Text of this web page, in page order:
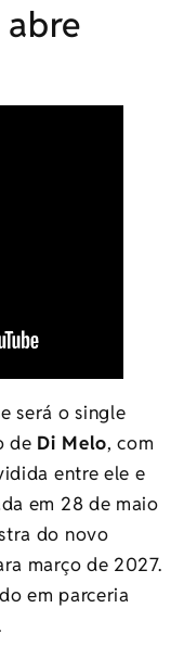
será o single
de Di Melo, com
entre ele e
em 28 de maio
do novo
março de 2027.
em parceria